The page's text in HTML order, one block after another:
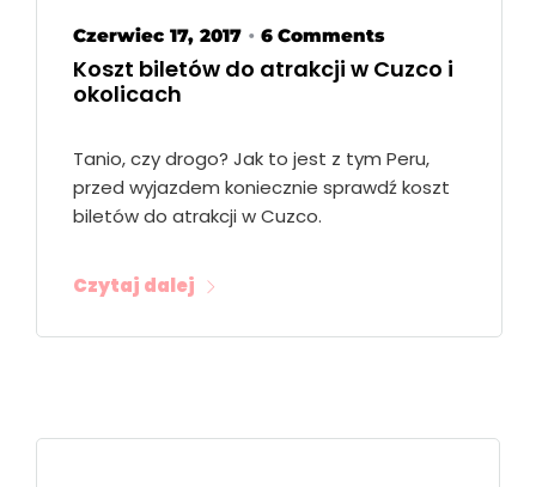
Czerwiec 17, 2017 • 6 Comments
Koszt biletów do atrakcji w Cuzco i
okolicach
Tanio, czy drogo? Jak to jest z tym Peru,
przed wyjazdem koniecznie sprawdź koszt
biletów do atrakcji w Cuzco.
Czytaj dalej